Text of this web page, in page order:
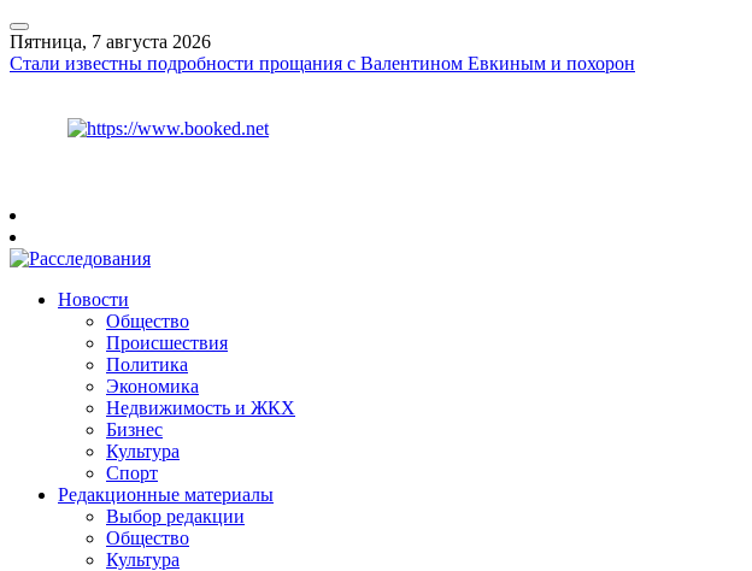
Пятница, 7 августа 2026
Стали известны подробности прощания с Валентином Евкиным и похорон
Новости
Общество
Происшествия
Политика
Экономика
Недвижимость и ЖКХ
Бизнес
Культура
Спорт
Редакционные материалы
Выбор редакции
Общество
Культура